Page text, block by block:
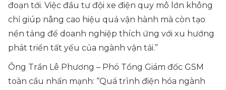
đoạn tới. Việc đầu tư đội xe điện quy mô lớn không
chỉ giúp nâng cao hiệu quả vận hành mà còn tạo
nền tảng để doanh nghiệp thích ứng với xu hướng
phát triển tất yếu của ngành vận tải.”
Ông Trần Lê Phương – Phó Tổng Giám đốc GSM
toàn cầu nhấn mạnh: “Quá trình điện hóa ngành